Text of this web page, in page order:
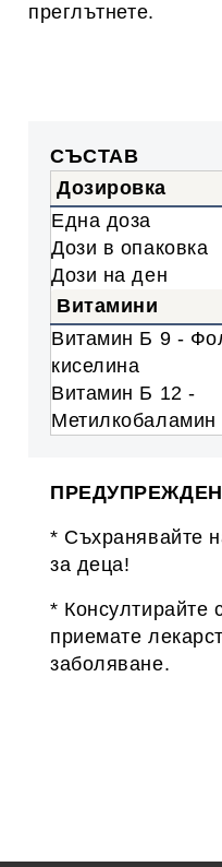
преглътнете.
СЪСТАВ
Дозировка
Една доза
Дози в опаковка
Дози на ден
Витамини
Витамин Б 9 -
киселина
Витамин Б 12 -
Метилкобаламин
* Съхранявайте
за деца!
* Консултирайте
приемате
заболяване.